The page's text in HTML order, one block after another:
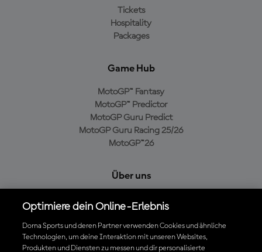
Tickets
Hospitality
Packages
Game Hub
MotoGP™ Fantasy
MotoGP™ Predictor
MotoGP Guru Predict
MotoGP Guru Racing 25/26
MotoGP™26
Über uns
Cookie-Richtlinien
Geschäftsbedingungen
Datenschutzrichtlinien
Optimiere dein Online-Erlebnis
Dorna Sports und deren Partner verwenden Cookies und ähnliche
Technologien, um deine Interaktion mit unseren Websites,
Produkten und Diensten zu messen und dir personalisierte